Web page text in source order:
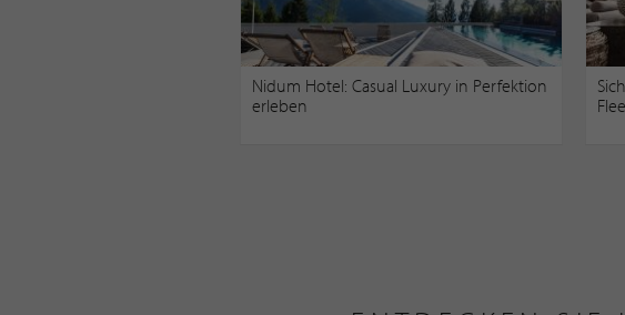
Nidum Hotel: Casual Luxury in Perfektion
erleben